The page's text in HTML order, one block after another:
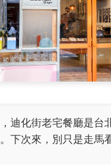
迪化街老宅餐廳是台
下次來，別只是走馬